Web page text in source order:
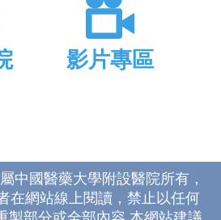
影片專區
中國醫藥大學附設醫院所有，
在網站線上閱讀，禁止以任何